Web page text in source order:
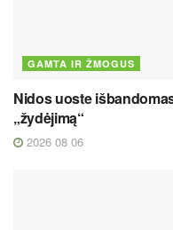
GAMTA IR ŽMOGUS
Nidos uoste
„žydėjimą“
2026 08 06